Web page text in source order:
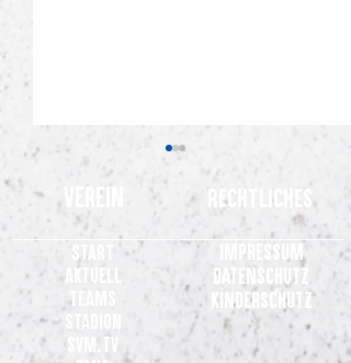
Gelungene Generalprobe: SV
Meppen gewinnt 3:0 beim VfL
Verein Rechtliches
Start
Aktuell
Teams
Stadion
SVM.TV
Impressum
Datenschutz
Kinderschutz